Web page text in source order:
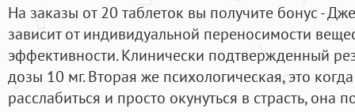
На заказы от 20 таблеток вы получите бонус -
зависит от индивидуальной переносимости
эффективности. Клинически подтвержденный
дозы 10 мг. Вторая же психологическая, это
расслабиться и просто окунуться в страсть, она